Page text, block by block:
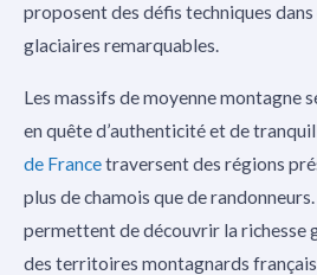
proposent des défis techniques
glaciaires remarquables.
Les massifs de moyenne montagne
en quête d’authenticité et de
de Francetraversent des régions
plus de chamois que de
permettent de découvrir la richesse
des territoires montagnards